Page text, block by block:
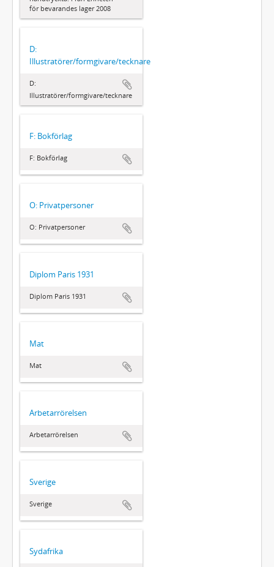
för bevarandes lager 2008
D:
Illustratörer/formgivare/tecknare
D:
Illustratörer/formgivare/tecknare
F: Bokförlag
F: Bokförlag
O: Privatpersoner
O: Privatpersoner
Diplom Paris 1931
Diplom Paris 1931
Mat
Mat
Arbetarrörelsen
Arbetarrörelsen
Sverige
Sverige
Sydafrika